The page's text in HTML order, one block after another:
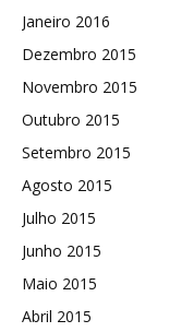
Janeiro 2016
Dezembro 2015
Novembro 2015
Outubro 2015
Setembro 2015
Agosto 2015
Julho 2015
Junho 2015
Maio 2015
Abril 2015